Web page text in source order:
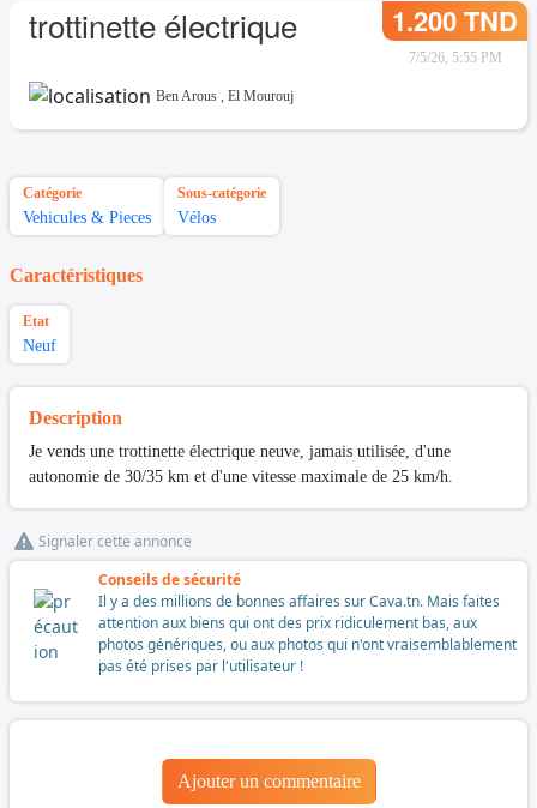
trottinette électrique 1.200 TND
7/5/26, 5:55 PM
Ben Arous , El Mourouj
Catégorie
Vehicules & Pieces
Sous-catégorie
Vélos
Caractéristiques
Etat
Neuf
Description
Je vends une trottinette électrique neuve, jamais utilisée, d'une
autonomie de 30/35 km et d'une vitesse maximale de 25 km/h.
Signaler cette annonce
Conseils de sécurité
Il y a des millions de bonnes affaires sur Cava.tn. Mais faites
attention aux biens qui ont des prix ridiculement bas, aux
photos génériques, ou aux photos qui n'ont vraisemblablement
pas été prises par l'utilisateur !
Ajouter un commentaire